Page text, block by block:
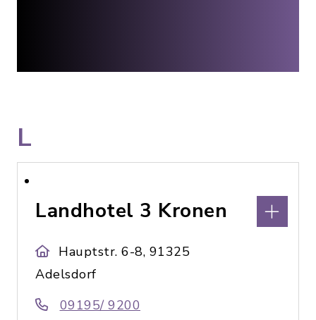
L
Landhotel 3 Kronen
Hauptstr. 6-8, 91325
Adelsdorf
09195/ 9200